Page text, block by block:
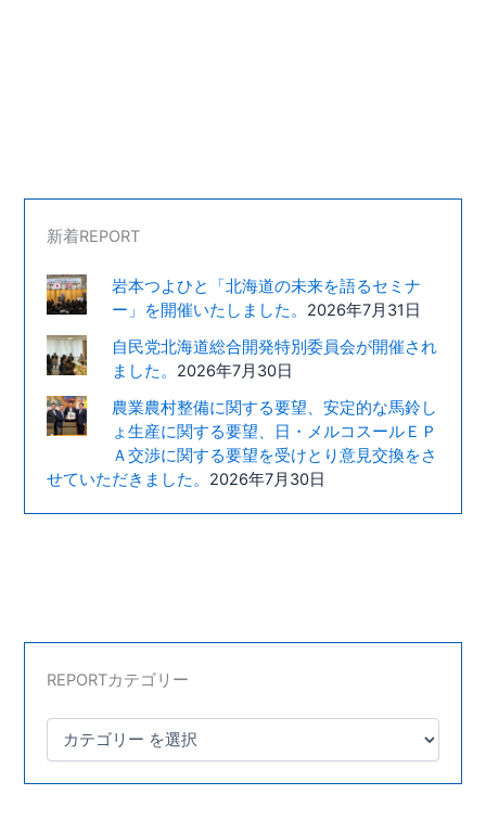
新着REPORT
岩本つよひと「北海道の未来を語るセミナ
ー」を開催いたしました。 2026年7月31日
自民党北海道総合開発特別委員会が開催され
ました。 2026年7月30日
農業農村整備に関する要望、安定的な馬鈴し
ょ生産に関する要望、日・メルコスールＥＰ
Ａ交渉に関する要望を受けとり意見交換をさ
せていただきました。 2026年7月30日
REPORTカテゴリー